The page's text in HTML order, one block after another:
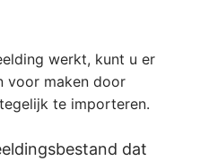
werkt, kunt u er
voor maken door
te importeren.
dat